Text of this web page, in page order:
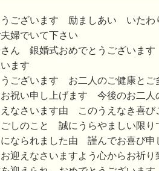
うございます 励ましあい いたわ
婦でいて下さい
ん 銀婚式おめでとうございま
ます
ございます お二人のご健康とご
祝い申し上げます 今後のお二人
えなさいます由 このうえなき喜
しのこと 誠にうらやましい限り
になられました由 謹んでお喜び
迎えなさいますよう心からお祈り